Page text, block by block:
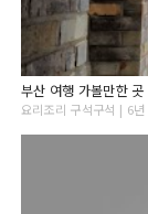
부산 여행 가볼만한
요리조리 구석구석 | 6년